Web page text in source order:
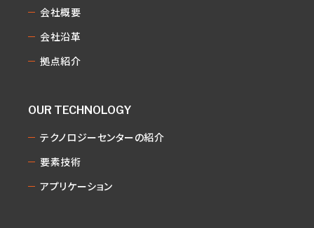
会社概要
会社沿革
拠点紹介
OUR TECHNOLOGY
テクノロジーセンターの紹介
要素技術
アプリケーション